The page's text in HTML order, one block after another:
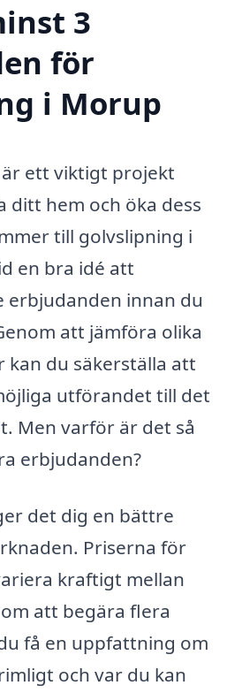
3
för
i Morup
ett viktigt projekt
ditt hem och öka dess
till golvslipning i
en bra idé att
erbjudanden innan du
att jämföra olika
kan du säkerställa att
utförandet till det
Men varför är det så
erbjudanden?
det dig en bättre
Priserna för
kraftigt mellan
att begära flera
få en uppfattning om
och var du kan